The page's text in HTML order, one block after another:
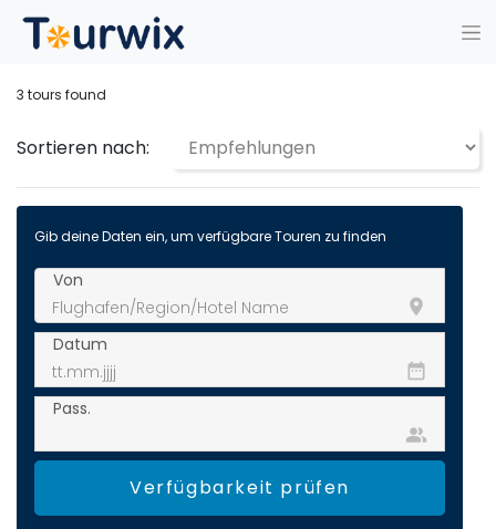
3 tours found
Sortieren nach:
Gib deine Daten ein, um verfügbare Touren zu finden
Von
room
Datum
date_range
Pass.
people_alt
Verfügbarkeit prüfen